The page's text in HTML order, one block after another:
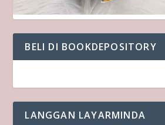
BELI DI BOOKDEPOSITORY
LANGGAN LAYARMINDA